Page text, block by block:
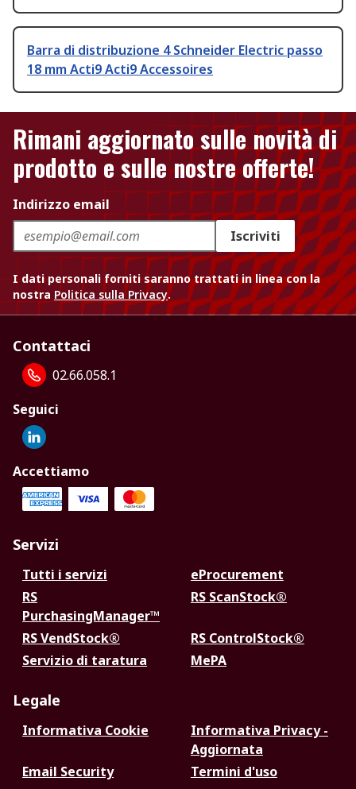
Barra di distribuzione 4 Schneider Electric passo
18 mm Acti9 Acti9 Accessoires
Rimani aggiornato sulle novità di
prodotto e sulle nostre offerte!
Indirizzo email
Iscriviti
I dati personali forniti saranno trattati in linea con la
nostra Politica sulla Privacy.
Contattaci
02.66.058.1
Seguici
Accettiamo
Servizi
Tutti i servizi
eProcurement
RS
PurchasingManager™
RS ScanStock®
RS VendStock®
RS ControlStock®
Servizio di taratura
MePA
Legale
Informativa Cookie
Informativa Privacy -
Aggiornata
Email Security
Termini d'uso